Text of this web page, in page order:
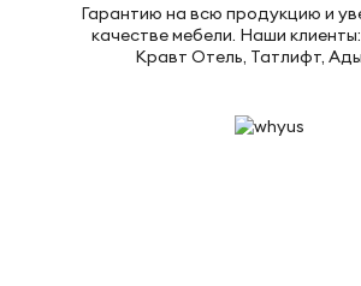
Гарантию на всю продукцию и
качестве мебели. Наши
Кравт Отель, Татлифт,